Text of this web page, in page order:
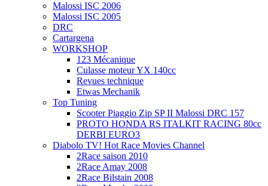
Malossi ISC 2006
Malossi ISC 2005
DRC
Cartargena
WORKSHOP
123 Mécanique
Culasse moteur YX 140cc
Revues technique
Etwas Mechanik
Top Tuning
Scooter Piaggio Zip SP II Malossi DRC 157
PROTO HONDA RS ITALKIT RACING 80cc
DERBI EURO3
Diabolo TV! Hot Race Movies Channel
2Race saison 2010
2Race Amay 2008
2Race Bilstain 2008